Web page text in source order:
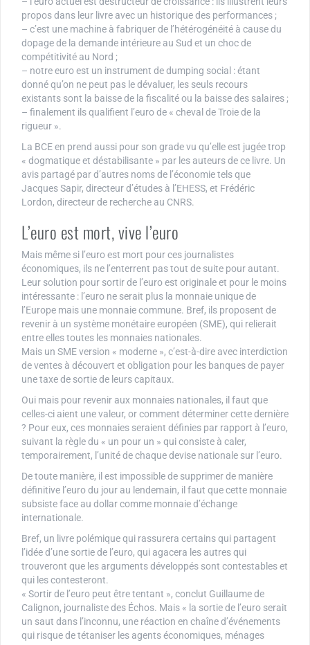
propos dans leur livre avec un historique des performances ;
– c’est une machine à fabriquer de l’hétérogénéité à cause du
dopage de la demande intérieure au Sud et un choc de
compétitivité au Nord ;
– notre euro est un instrument de dumping social : étant
donné qu’on ne peut pas le dévaluer, les seuls recours
existants sont la baisse de la fiscalité ou la baisse des salaires ;
– finalement ils qualifient l’euro de « cheval de Troie de la
rigueur ».
La BCE en prend aussi pour son grade vu qu’elle est jugée trop
« dogmatique et déstabilisante » par les auteurs de ce livre. Un
avis partagé par d’autres noms de l’économie tels que
Jacques Sapir, directeur d’études à l’EHESS, et Frédéric
Lordon, directeur de recherche au CNRS.
L’euro est mort, vive l’euro
Mais même si l’euro est mort pour ces journalistes
économiques, ils ne l’enterrent pas tout de suite pour autant.
Leur solution pour sortir de l’euro est originale et pour le moins
intéressante : l’euro ne serait plus la monnaie unique de
l’Europe mais une monnaie commune. Bref, ils proposent de
revenir à un système monétaire européen (SME), qui relierait
entre elles toutes les monnaies nationales.
Mais un SME version « moderne », c’est-à-dire avec interdiction
de ventes à découvert et obligation pour les banques de payer
une taxe de sortie de leurs capitaux.
Oui mais pour revenir aux monnaies nationales, il faut que
celles-ci aient une valeur, or comment déterminer cette dernière
? Pour eux, ces monnaies seraient définies par rapport à l’euro,
suivant la règle du « un pour un » qui consiste à caler,
temporairement, l’unité de chaque devise nationale sur l’euro.
De toute manière, il est impossible de supprimer de manière
définitive l’euro du jour au lendemain, il faut que cette monnaie
subsiste face au dollar comme monnaie d’échange
internationale.
Bref, un livre polémique qui rassurera certains qui partagent
l’idée d’une sortie de l’euro, qui agacera les autres qui
trouveront que les arguments développés sont contestables et
qui les contesteront.
« Sortir de l’euro peut être tentant », conclut Guillaume de
Calignon, journaliste des Échos. Mais « la sortie de l’euro serait
un saut dans l’inconnu, une réaction en chaîne d’événements
qui risque de tétaniser les agents économiques, ménages